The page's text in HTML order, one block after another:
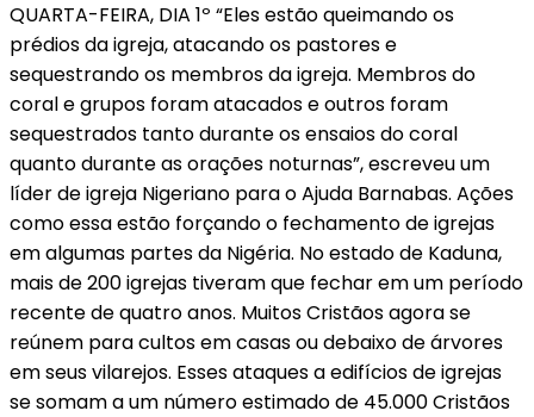
QUARTA-FEIRA, DIA 1º “Eles estão queimando os
prédios da igreja, atacando os pastores e
sequestrando os membros da igreja. Membros do
coral e grupos foram atacados e outros foram
sequestrados tanto durante os ensaios do coral
quanto durante as orações noturnas”, escreveu um
líder de igreja Nigeriano para o Ajuda Barnabas. Ações
como essa estão forçando o fechamento de igrejas
em algumas partes da Nigéria. No estado de Kaduna,
mais de 200 igrejas tiveram que fechar em um período
recente de quatro anos. Muitos Cristãos agora se
reúnem para cultos em casas ou debaixo de árvores
em seus vilarejos. Esses ataques a edifícios de igrejas
se somam a um número estimado de 45.000 Cristãos